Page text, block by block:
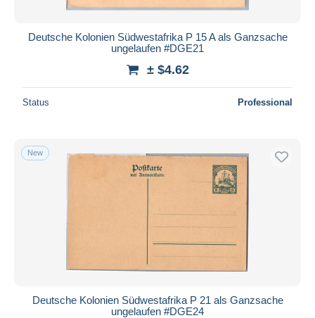
Deutsche Kolonien Südwestafrika P 15 A als Ganzsache
ungelaufen #DGE21
± $4.62
Status Professional
New
Deutsche Kolonien Südwestafrika P 21 als Ganzsache
ungelaufen #DGE24